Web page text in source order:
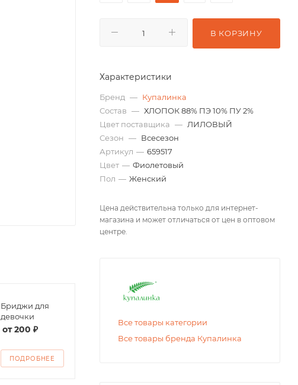
Бриджи для
девочки
от200 ₽
ПОДРОБНЕЕ
от150 ₽
В КОРЗИНУ
Характеристики
Бренд — Купалинка
Состав — ХЛОПОК 88% ПЭ 10% ПУ 2%
Цвет поставщика — ЛИЛОВЫЙ
Сезон — Всесезон
Артикул — 659517
Цвет — Фиолетовый
Пол — Женский
Цена действительна только для интернет-
магазина и может отличаться от цен в оптовом
центре.
Все товары категории
Все товары бренда Купалинка